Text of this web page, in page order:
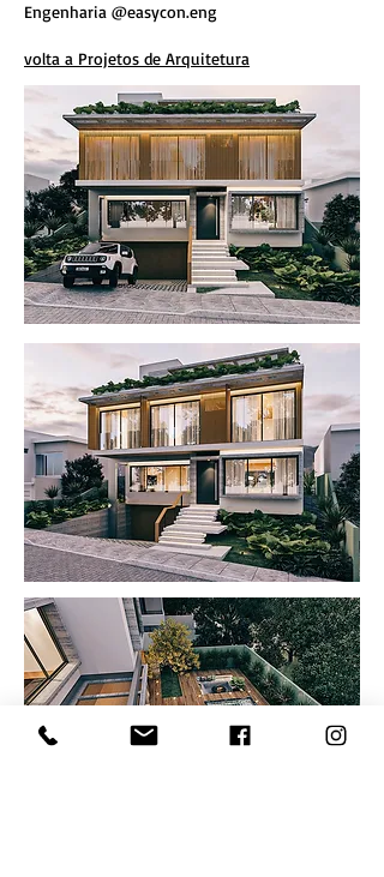
Engenharia @easycon.eng
volta a Projetos de Arquitetura